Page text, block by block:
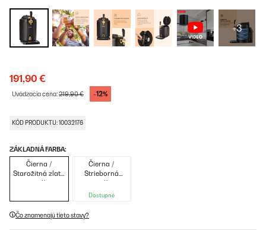
+3
191,90 €
Uvádzacia cena:219,90 € -12%
KÓD PRODUKTU: 10032176
ZÁKLADNÁ FARBA:
Čierna /
Starožitná zlatá
metalíza
Čierna /
Strieborná
metalíza
Dostupné
Čo znamenajú tieto stavy?